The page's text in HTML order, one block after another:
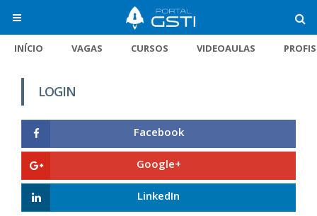
INÍCIO VAGAS CURSOS VIDEOAULAS
LOGIN
Facebook
Google+
LinkedIn